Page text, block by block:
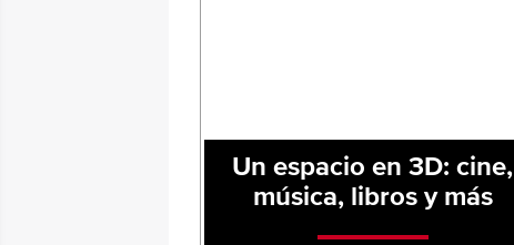
Un espacio en 3D: cine,
música, libros y más